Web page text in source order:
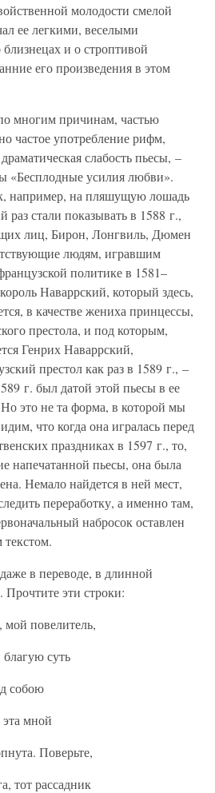
молодости смелой
ее легкими, веселыми
и о строптивой
его произведения в этом
многим причинам, частью
частое употребление рифм,
слабость пьесы, –
«Бесплодные усилия любви».
например, на пляшущую лошадь
стали показывать в 1588 г.,
лиц, Бирон, Лонгвиль, Дюмен
людям, игравшим
политике в 1581–
Наваррский, который здесь,
в качестве жениха принцессы,
престола, и под которым,
Генрих Наваррский,
престол как раз в 1589 г., –
г. был датой этой пьесы в ее
это не та форма, в которой мы
что когда она игралась перед
праздниках в 1597 г., то,
напечатанной пьесы, она была
Немало найдется в ней мест,
переработку, а именно там,
набросок оставлен
в переводе, в длинной
эти строки:
повелитель,
суть
собою
мной
Поверьте,
тот рассадник